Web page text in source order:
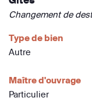
Changement de
Type de bien
Autre
Maître d'ouvrage
Particulier